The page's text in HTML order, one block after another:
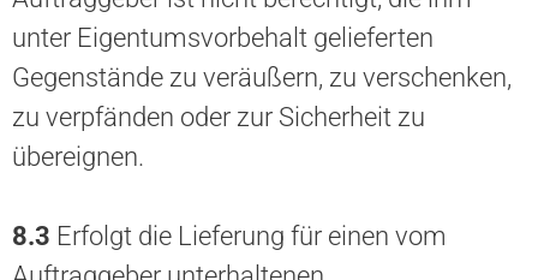
unter Eigentumsvorbehalt gelieferten
Gegenstände zu veräußern, zu verschenken,
zu verpfänden oder zur Sicherheit zu
übereignen.
8.3 Erfolgt die Lieferung für einen vom